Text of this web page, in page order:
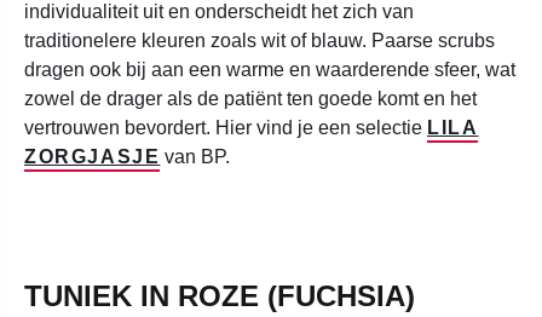
individualiteit uit en onderscheidt het zich van
traditionelere kleuren zoals wit of blauw. Paarse scrubs
dragen ook bij aan een warme en waarderende sfeer, wat
zowel de drager als de patiënt ten goede komt en het
vertrouwen bevordert. Hier vind je een selectie LILA
ZORGJASJE van BP.
TUNIEK IN ROZE (FUCHSIA)